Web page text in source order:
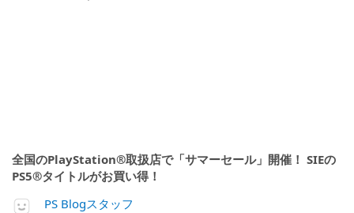
全国のPlayStation®取扱店で「サマーセール」開催！ SIEの
PS5®タイトルがお買い得！
PS Blogスタッフ